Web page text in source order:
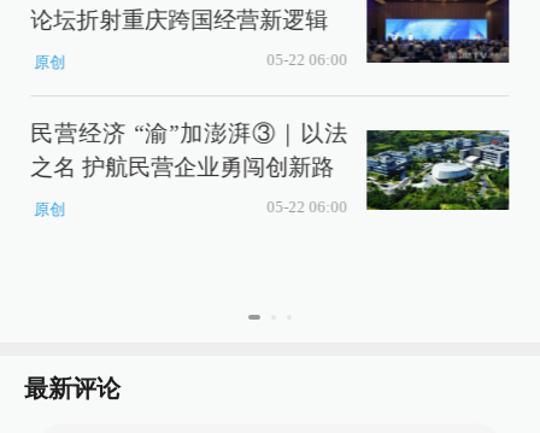
论坛折射重庆跨国经营新逻辑
原创 05-22 06:00
民营经济 “渝”加澎湃③｜以法
之名 护航民营企业勇闯创新路
原创 05-22 06:00
最新评论